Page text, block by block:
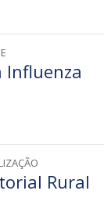
Influenza
Rural